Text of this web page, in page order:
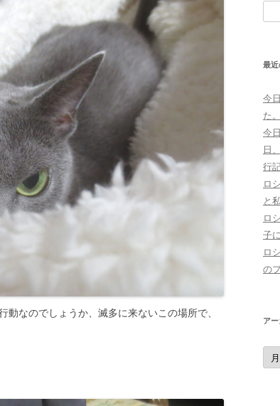
動なのでしょうか、滅多に来ないこの場所で、
索:
最近
今
た
今
日
行
ロ
と
ロ
子
ロ
の
ア
ア
ー
カ